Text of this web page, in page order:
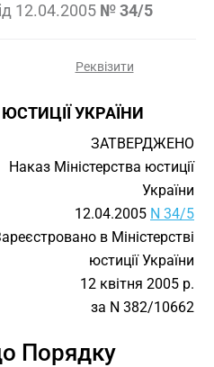
12.04.2005 № 34/5
Реквізити
УКРАЇНИ
ЗАТВЕРДЖЕНО
Наказ Міністерства юстиції
України
12.04.2005 N 34/5
в Міністерстві
юстиції України
12 квітня 2005 р.
за N 382/10662
Порядку